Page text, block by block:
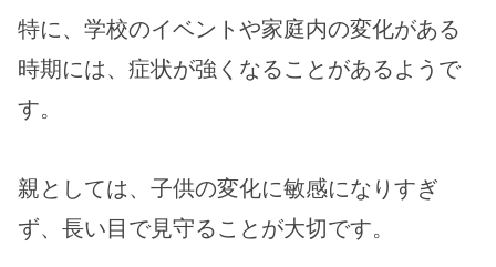
特に、学校のイベントや家庭内の変化がある
時期には、症状が強くなることがあるようで
す。
親としては、子供の変化に敏感になりすぎ
ず、長い目で見守ることが大切です。